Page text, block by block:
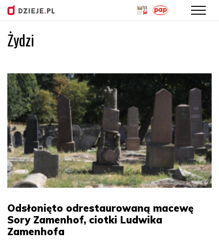
Żydzi
Odsłonięto odrestaurowaną macewę
Sory Zamenhof, ciotki Ludwika
Zamenhofa